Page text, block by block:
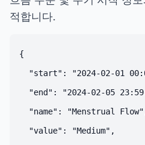
적합니다.
{
"start": "2024-02-01
"end": "2024-02-05
"name": "Menstrual
  "value": "Medium",